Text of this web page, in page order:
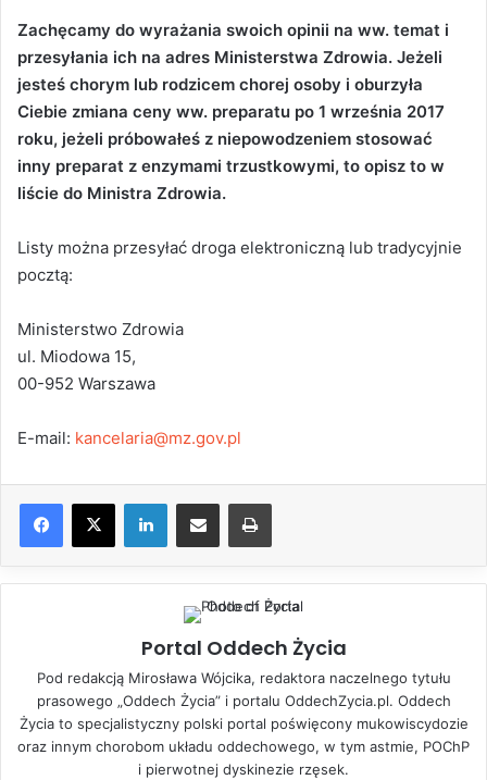
Zachęcamy do wyrażania swoich opinii na ww. temat i
przesyłania ich na adres Ministerstwa Zdrowia. Jeżeli
jesteś chorym lub rodzicem chorej osoby i oburzyła
Ciebie zmiana ceny ww. preparatu po 1 września 2017
roku, jeżeli próbowałeś z niepowodzeniem stosować
inny preparat z enzymami trzustkowymi, to opisz to w
liście do Ministra Zdrowia.
Listy można przesyłać droga elektroniczną lub tradycyjnie
pocztą:
Ministerstwo Zdrowia
ul. Miodowa 15,
00-952 Warszawa
E-mail: kancelaria@mz.gov.pl
Portal Oddech Życia
Pod redakcją Mirosława Wójcika, redaktora naczelnego tytułu
prasowego „Oddech Życia” i portalu OddechZycia.pl. Oddech
Życia to specjalistyczny polski portal poświęcony mukowiscydozie
oraz innym chorobom układu oddechowego, w tym astmie, POChP
i pierwotnej dyskinezie rzęsek.